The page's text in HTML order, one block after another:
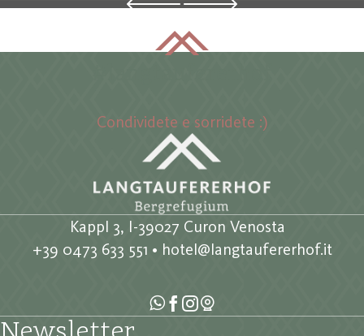
Condividete e sorridete :)
Kappl 3, I-39027 Curon Venosta
+39 0473 633 551 • hotel@langtaufererhof.it